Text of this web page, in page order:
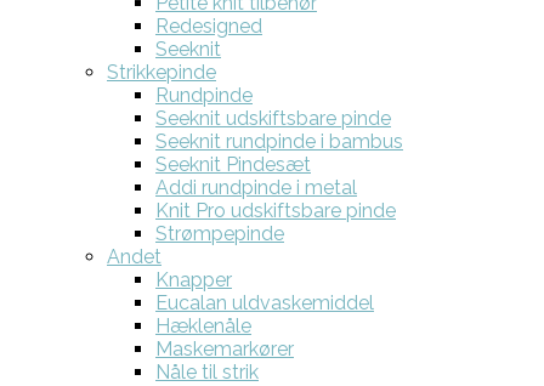
Redesigned
Seeknit
Strikkepinde
Rundpinde
Seeknit udskiftsbare pinde
Seeknit rundpinde i bambus
Seeknit Pindesæt
Addi rundpinde i metal
Knit Pro udskiftsbare pinde
Strømpepinde
Andet
Knapper
Eucalan uldvaskemiddel
Hæklenåle
Maskemarkører
Nåle til strik